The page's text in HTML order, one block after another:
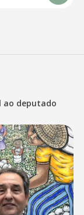
ao deputado